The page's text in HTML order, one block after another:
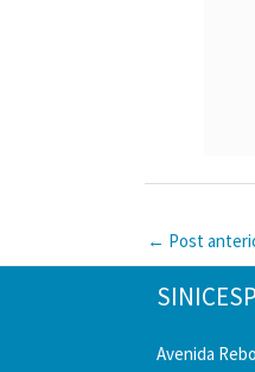
← Post
SINICESP
Avenida